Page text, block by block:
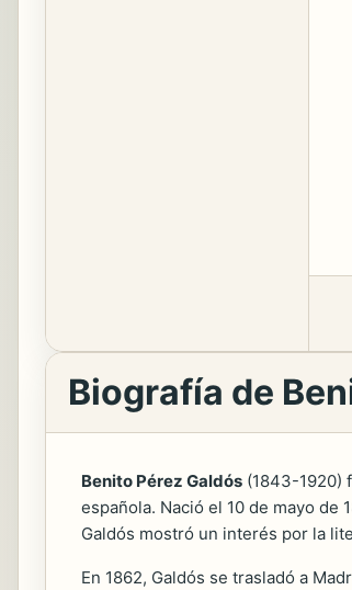
Biografía de
Benito Pérez Galdós (1843-1920)
española. Nació el 10 de mayo de
Galdós mostró un interés por la
En 1862, Galdós se trasladó a